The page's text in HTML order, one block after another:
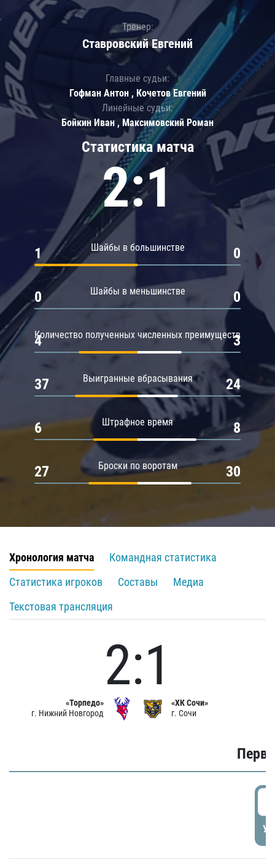
Статистика матча
2:1
Шайбы в большинстве
1 0
Шайбы в меньшинстве
0 0
Количество полученных численных преимуществ
4 3
Выигранные вбрасывания
37 24
Штрафное время
6 8
Броски по воротам
27 30
Тренер:
Ставровский Евгений
Главные судьи:
Гофман Антон , Кочетов Евгений
Линейные судьи:
Бойкин Иван , Максимовский Роман
Хронология матча
Командная статистика
Статистика игроков
Составы
Медиа
Текстовая трансляция
«Торпедо»
г. Нижний Новгород
2:1
«ХК Сочи»
г. Сочи